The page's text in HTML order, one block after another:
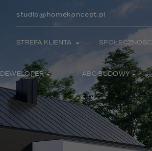
studio@homekoncept.pl
STREFA KLIENTA SPOŁECZNOŚĆ
DEWELOPER ABC BUDOWY